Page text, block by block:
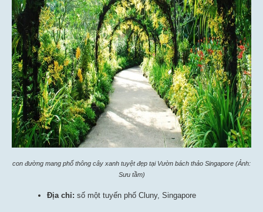
con đường mang phổ thông cây xanh tuyệt đẹp tại Vườn bách thảo Singapore (Ảnh:
Sưu tầm)
Địa chỉ: số một tuyến phố Cluny, Singapore